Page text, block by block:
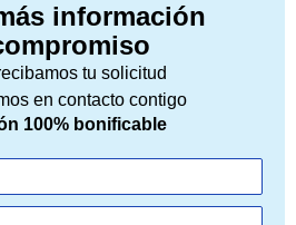
información
tu solicitud
en contacto contigo
100% bonificable